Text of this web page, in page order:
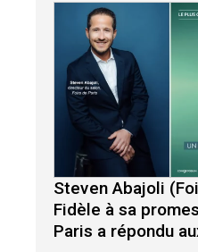
Steven Abajoli
Fidèle à sa
Paris a répondu